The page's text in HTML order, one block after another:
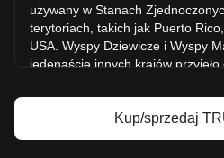
Cena OFFICIAL TRUMP
Prognoza ceny OFFICIAL TRUMP
Czym jest OFFICIAL TRUMP
Kalkulator zysków OFFICIAL
używany w Stanach
terytoriach, takich jak Puerto
USA. Wyspy Dziewicze i Wyspy
jedenaście innych krajów
Zimbabwe, Palau, Wyspy
Wyspy Dziewicze, Turks i Caicos,
Kup/sprzedaj